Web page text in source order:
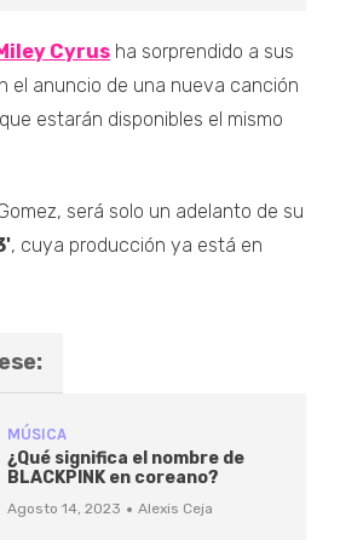
Cyrus ha sorprendido a sus
el anuncio de una nueva canción
estarán disponibles el mismo
será solo un adelanto de su
, cuya producción ya está en
MÚSICA
¿Qué significa el nombre de
BLACKPINK en coreano?
Agosto 14, 2023 · Alexis Ceja